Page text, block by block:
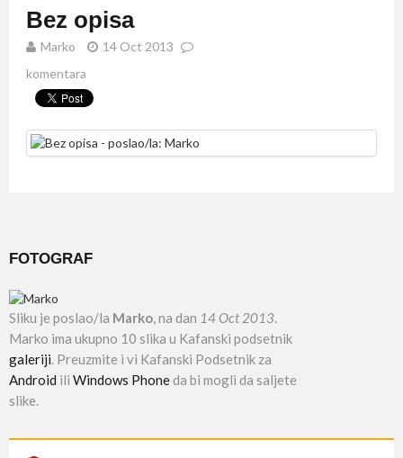
Bez opisa
Marko
14 Oct 2013
komentara
FOTOGRAF
Sliku je poslao/la Marko, na dan 14 Oct 2013.
Marko ima ukupno 10 slika u Kafanski podsetnik
galeriji. Preuzmite i vi Kafanski Podsetnik za
Android ili Windows Phoneda bi mogli da saljete
slike.